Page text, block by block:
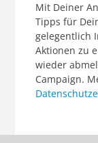
Mit Deiner
Tipps für
gelegentlich
Aktionen zu
wieder
Campaign.